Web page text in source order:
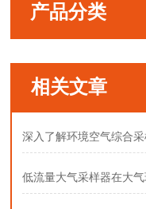
产品分类
相关文章
深入了解环境空气综合
低流量大气采样器在大